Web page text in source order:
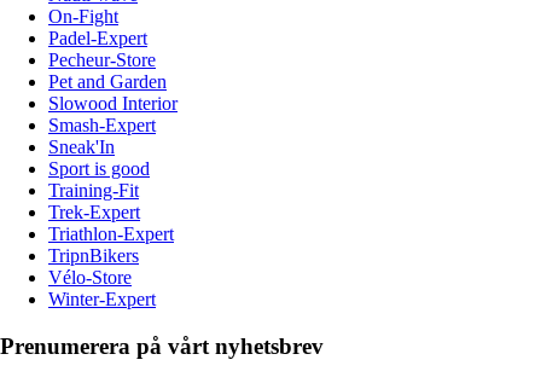
On-Fight
Padel-Expert
Pecheur-Store
Pet and Garden
Slowood Interior
Smash-Expert
Sneak'In
Sport is good
Training-Fit
Trek-Expert
Triathlon-Expert
TripnBikers
Vélo-Store
Winter-Expert
Prenumerera på vårt nyhetsbrev